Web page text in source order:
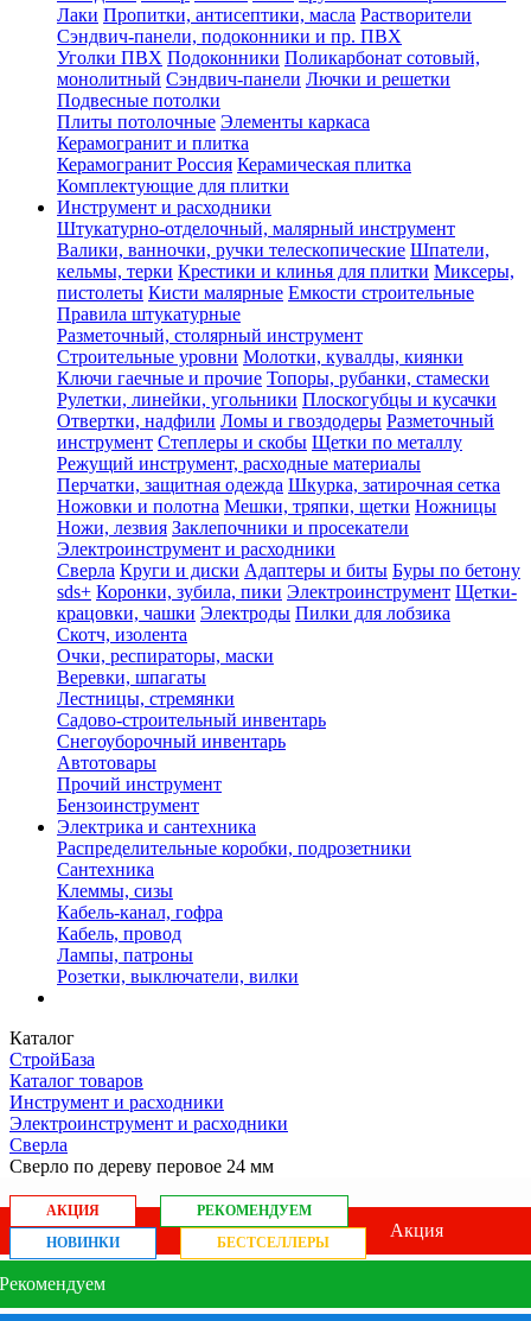
Лаки Пропитки, антисептики, масла Растворители
Сэндвич-панели, подоконники и пр. ПВХ
Уголки ПВХ Подоконники Поликарбонат сотовый,
монолитный Сэндвич-панели Лючки и решетки
Подвесные потолки
Плиты потолочные Элементы каркаса
Керамогранит и плитка
Керамогранит Россия Керамическая плитка
Комплектующие для плитки
Инструмент и расходники
Штукатурно-отделочный, малярный инструмент
Валики, ванночки, ручки телескопические Шпатели,
кельмы, терки Крестики и клинья для плитки Миксеры,
пистолеты Кисти малярные Емкости строительные
Правила штукатурные
Разметочный, столярный инструмент
Строительные уровни Молотки, кувалды, киянки
Ключи гаечные и прочие Топоры, рубанки, стамески
Рулетки, линейки, угольники Плоскогубцы и кусачки
Отвертки, надфили Ломы и гвоздодеры Разметочный
инструмент Степлеры и скобы Щетки по металлу
Режущий инструмент, расходные материалы
Перчатки, защитная одежда Шкурка, затирочная сетка
Ножовки и полотна Мешки, тряпки, щетки Ножницы
Ножи, лезвия Заклепочники и просекатели
Электроинструмент и расходники
Сверла Круги и диски Адаптеры и биты Буры по бетону
sds+ Коронки, зубила, пики Электроинструмент Щетки-
крацовки, чашки Электроды Пилки для лобзика
Скотч, изолента
Очки, респираторы, маски
Веревки, шпагаты
Лестницы, стремянки
Садово-строительный инвентарь
Снегоуборочный инвентарь
Автотовары
Прочий инструмент
Бензоинструмент
Электрика и сантехника
Распределительные коробки, подрозетники
Сантехника
Клеммы, сизы
Кабель-канал, гофра
Кабель, провод
Лампы, патроны
Розетки, выключатели, вилки
Каталог
СтройБаза
Каталог товаров
Инструмент и расходники
Электроинструмент и расходники
Сверла
Сверло по дереву перовое 24 мм
АКЦИЯ
РЕКОМЕНДУЕМ
НОВИНКИ
БЕСТСЕЛЛЕРЫ
Акция
Рекомендуем